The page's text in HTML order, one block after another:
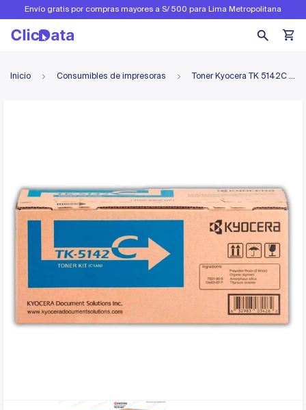
Envío gratis por compras mayores a S/ 500 para Lima Metropolitana
Inicio Consumibles de impresoras Toner Kyocera TK 5142C Cyan 5K Pág. P6130cdn, M6530cdn Original